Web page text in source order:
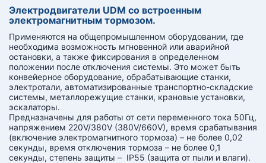
Электродвигатели UDM со встроенным
электромагнитным тормозом.
Применяются на общепромышленном оборудовании, где
необходима возможность мгновенной или аварийной
остановки, а также фиксирования в определенном
положении после отключения системы. Это может быть
конвейерное оборудование, обрабатывающие станки,
электротали, автоматизированные транспортно-складские
системы, металлорежущие станки, крановые установки,
эскалаторы.
Предназначены для работы от сети переменного тока 50Гц,
напряжением 220V/380V (380V/660V), время срабатывания
(включение электромагнитного тормоза) – не более 0,02
секунды, время отключения тормоза – не более 0,1
секунды, степень защиты – IP55 (защита от пыли и влаги).